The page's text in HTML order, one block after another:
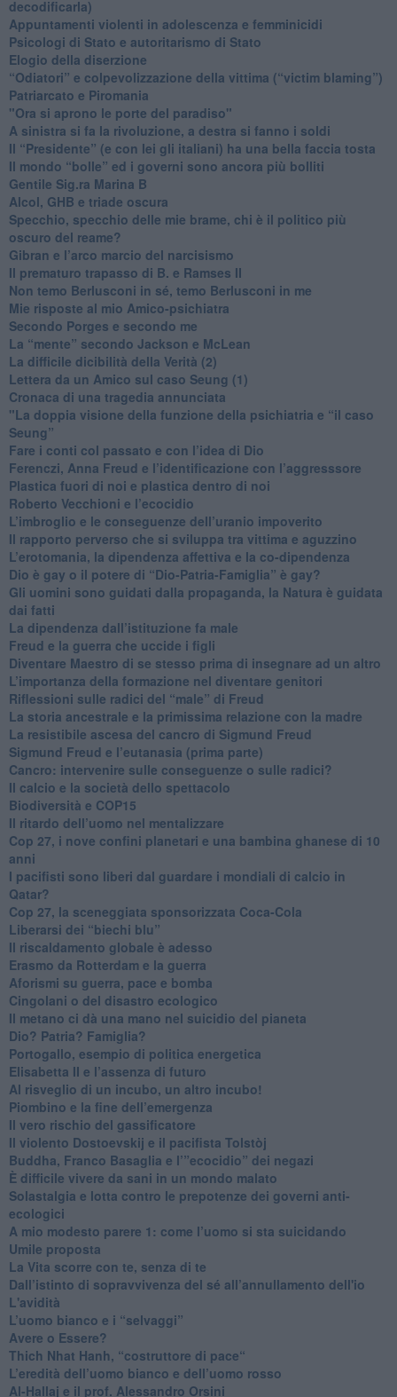
decodificarla)
​Appuntamenti violenti in adolescenza e femminicidi
​Psicologi di Stato e autoritarismo di Stato
Elogio della diserzione
“Odiatori” e colpevolizzazione della vittima (“victim blaming”)
​Patriarcato e Piromania
"Ora si aprono le porte del paradiso"
​A sinistra si fa la rivoluzione, a destra si fanno i soldi
​Il “Presidente” (e con lei gli italiani) ha una bella faccia tosta
​Il mondo “bolle” ed i governi sono ancora più bolliti
​Gentile Sig.ra Marina B
​Alcol, GHB e triade oscura
​Specchio, specchio delle mie brame, chi è il politico più
oscuro del reame?
​Gibran e l’arco marcio del narcisismo
​Il prematuro trapasso di B. e Ramses II
​Non temo Berlusconi in sé, temo Berlusconi in me
​Mie risposte al mio Amico-psichiatra
​Secondo Porges e secondo me
​La “mente” secondo Jackson e McLean
La difficile dicibilità della Verità (2)
​Lettera da un Amico sul caso Seung (1)
​Cronaca di una tragedia annunciata
"​La doppia visione della funzione della psichiatria e “il caso
Seung”
​Fare i conti col passato e con l’idea di Dio
​Ferenczi, Anna Freud e l’identificazione con l’aggresssore
Plastica fuori di noi e plastica dentro di noi
​Roberto Vecchioni e l’ecocidio
​L’imbroglio e le conseguenze dell’uranio impoverito
​Il rapporto perverso che si sviluppa tra vittima e aguzzino
L’erotomania, la dipendenza affettiva e la co-dipendenza
​Dio è gay o il potere di “Dio-Patria-Famiglia” è gay?
​Gli uomini sono guidati dalla propaganda, la Natura è guidata
dai fatti
La dipendenza dall’istituzione fa male
​Freud e la guerra che uccide i figli
​Diventare Maestro di se stesso prima di insegnare ad un altro
L’importanza della formazione nel diventare genitori
Riflessioni sulle radici del “male” di Freud
​La storia ancestrale e la primissima relazione con la madre
​La resistibile ascesa del cancro di Sigmund Freud
Sigmund Freud e l’eutanasia (prima parte)
Cancro: intervenire sulle conseguenze o sulle radici?
​Il calcio e la società dello spettacolo
Biodiversità e COP15
​Il ritardo dell’uomo nel mentalizzare
​Cop 27, i nove confini planetari e una bambina ghanese di 10
anni
​I pacifisti sono liberi dal guardare i mondiali di calcio in
Qatar?
​Cop 27, la sceneggiata sponsorizzata Coca-Cola
​Liberarsi dei “biechi blu”
Il riscaldamento globale è adesso
​Erasmo da Rotterdam e la guerra
​Aforismi su guerra, pace e bomba
Cingolani o del disastro ecologico
​Il metano ci dà una mano nel suicidio del pianeta
​Dio? Patria? Famiglia?
Portogallo, esempio di politica energetica
​Elisabetta II e l’assenza di futuro
Al risveglio di un incubo, un altro incubo!
​Piombino e la fine dell’emergenza
​Il vero rischio del gassificatore
​Il violento Dostoevskij e il pacifista Tolstòj
​Buddha, Franco Basaglia e l’”ecocidio” dei negazi
​È difficile vivere da sani in un mondo malato
Solastalgia e lotta contro le prepotenze dei governi anti-
ecologici
​A mio modesto parere 1: come l’uomo si sta suicidando
​Umile proposta
​La Vita scorre con te, senza di te
​Dall’istinto di sopravvivenza del sé all’annullamento dell'io
L'avidità
​L’uomo bianco e i “selvaggi”
​Avere o Essere?
​Thich Nhat Hanh, “costruttore di pace“
​L’eredità dell’uomo bianco e dell’uomo rosso
Al-Hallaj e il prof. Alessandro Orsini